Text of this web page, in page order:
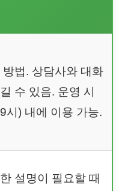
법. 상담사와 대화
수 있음. 운영 시
시) 내에 이용 가능.
설명이 필요할 때